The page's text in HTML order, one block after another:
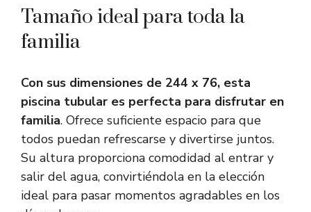
Tamaño ideal para toda la
familia
Con sus dimensiones de 244 x 76, esta
piscina tubular es perfecta para disfrutar en
familia. Ofrece suficiente espacio para que
todos puedan refrescarse y divertirse juntos.
Su altura proporciona comodidad al entrar y
salir del agua, convirtiéndola en la elección
ideal para pasar momentos agradables en los